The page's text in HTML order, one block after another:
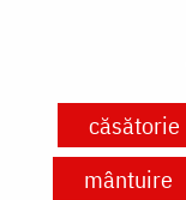
căsătorie
mântuire